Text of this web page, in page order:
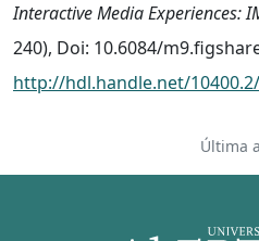
Interactive Media Experiences:
240), Doi: 10.6084/
http://hdl.handle.net/
Última